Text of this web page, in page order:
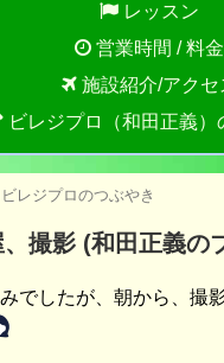
レッスン
営業時間 / 料金
施設紹介/アクセ
ビレジプロ（和田正義）
ビレジプロのつぶやき
撮影 (和田正義の
でしたが、朝から、撮